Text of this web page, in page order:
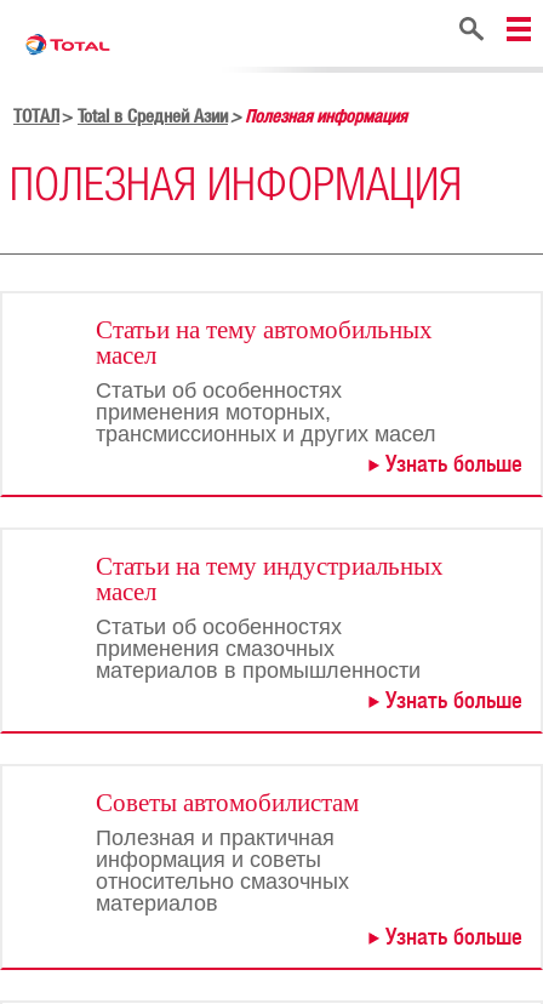
Поиск
ТОТАЛ Total в Средней Азии Полезная информация
ПОЛЕЗНАЯ ИНФОРМАЦИЯ
Статьи на тему автомобильных
масел
Статьи об особенностях
применения моторных,
трансмиссионных и других масел
Узнать больше
Статьи на тему индустриальных
масел
Статьи об особенностях
применения смазочных
материалов в промышленности
Узнать больше
Советы автомобилистам
Полезная и практичная
информация и советы
относительно смазочных
материалов
Узнать больше